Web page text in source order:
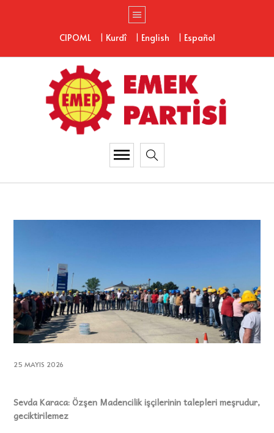
CIPOML | Kurdî | English | Español
25 MAYIS 2026
Sevda Karaca: Özşen Madencilik işçilerinin talepleri meşrudur,
geciktirilemez